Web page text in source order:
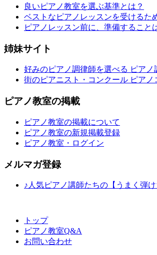
良いピアノ教室を選ぶ基準とは？
ベストなピアノレッスンを受けるた
ピアノレッスン前に、準備すること
姉妹サイト
好みのピアノ調律師を選べる ピアノ
街のピアニスト・コンクール ピアノ
ピアノ教室の掲載
ピアノ教室の掲載について
ピアノ教室の新規掲載登録
ピアノ教室・ログイン
メルマガ登録
♪人気ピアノ講師たちの【うまく弾け
トップ
ピアノ教室Q&A
お問い合わせ